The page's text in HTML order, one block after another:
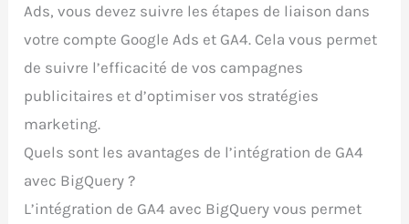
Ads, vous devez suivre les étapes de liaison dans
votre compte Google Ads et GA4. Cela vous permet
de suivre l’efficacité de vos campagnes
publicitaires et d’optimiser vos stratégies
marketing.
Quels sont les avantages de l’intégration de GA4
avec BigQuery ?
L’intégration de GA4 avec BigQuery vous permet